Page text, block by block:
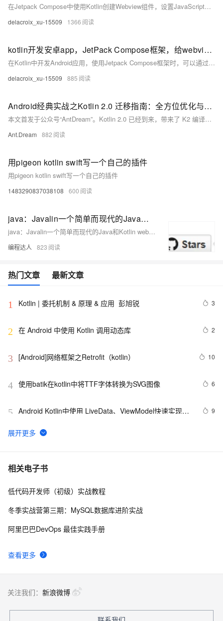
在Jetpack Compose中使用Kotlin创建Webview组件，设置JavaScript交互：`@Composable`函数`ComposableWebView`加载网页并启用JavaScript。通过`addJavascriptInterface`添加`WebAppInterface`类，允许JavaScript调用Android方法如播放音频。当页面加载完成时，执行`onWebViewReady`回调。
delacroix_xu-15509 1366
kotlin开发安卓app，JetPack Compose框架，给webview新增一个按钮，点击刷新网页
在Kotlin中开发Android应用，使用Jetpack Compose框架时，可以通过添加一个按钮到TopAppBar来实现WebView页面的刷新功能。按钮位于右上角，点击后调用`webViewState?.reload()`来刷新网页内容。以下是代码摘要：
delacroix_xu-15509 885
Android经典实战之Kotlin 2.0 迁移指南：全方位优化与新特性解析
本文首发于公众号“AntDream”。Kotlin 2.0 已经到来，带来了 K2 编译器、多平台项目支持、智能转换等重大改进。本文提供全面迁移指南，涵盖编译器升级、多平台配置、Jetpack Compose 整合、性能优化等多个方面，帮助开发者顺利过渡到 Kotlin 2.0，开启高效开发新时代。
Ant.Dream 882
用pigeon kotlin swift写一个自己的插件
用pigeon kotlin swift写一个自己的插件
1483290837038108 600
java：Javalin一个简单而现代的Java和Kotlin web框架
java：Javalin一个简单而现代的Java和Kotlin web框架
编程达人 823
热门文章 最新文章
1 Kotlin | 委托机制 & 原理 & 应用  彭旭锐 3
2 在 Android 中使用 Kotlin 调用动态库 2
3 [Android]网络框架之Retrofit（kotlin） 10
4 使用batik在kotlin中将TTF字体转换为SVG图像 6
5 Android Kotlin中使用 LiveData、ViewModel快速实现
9
6 Kotlin语法（函数和lambda表达式）
7 Kotlin Multiplatform 跨平台开发的优化策略与实践
8 Android面试题之Kotlin协程到底是什么？它是线程吗？
null asserted (!!.) calls are allowed on a nullable ... )
相关电子书
查看更多
低代码开发师（初级）实战教程
冬季实战营第三期：MySQL数据库进阶实战
阿里巴巴DevOps 最佳实践手册
关注我们： 新浪微博